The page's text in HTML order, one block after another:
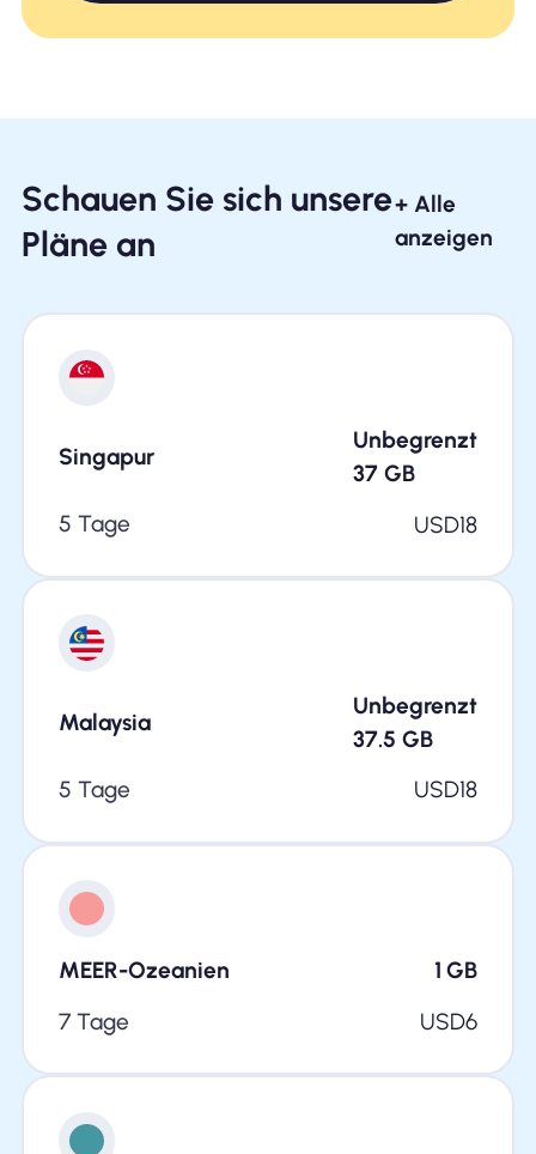
Schauen Sie sich unsere
Pläne an
+ Alle
anzeigen
Singapur
Unbegrenzt
37 GB
5 Tage
USD18
Malaysia
Unbegrenzt
37.5 GB
5 Tage
USD18
MEER-Ozeanien 1 GB
7 Tage
USD6